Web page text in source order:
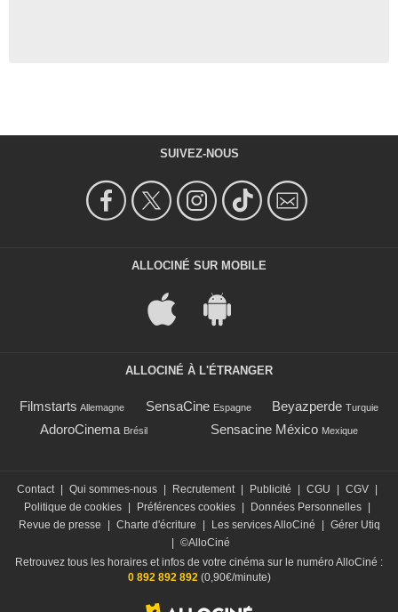
SUIVEZ-NOUS
ALLOCINÉ SUR MOBILE
ALLOCINÉ À L'ÉTRANGER
Filmstarts Allemagne SensaCine Espagne Beyazperde Turquie
AdoroCinema Brésil Sensacine México Mexique
Contact | Qui sommes-nous | Recrutement | Publicité | CGU | CGV |
Politique de cookies | Préférences cookies | Données Personnelles |
Revue de presse
| Charte d'écriture | Les services AlloCiné | Gérer Utiq
| ©AlloCiné
Retrouvez tous les horaires et infos de votre cinéma sur le numéro AlloCiné :
0 892 892 892(0,90€/minute)